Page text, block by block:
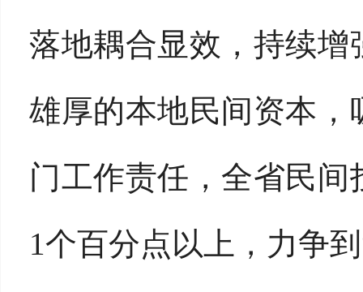
落地耦合显效，持续
雄厚的本地民间资本
门工作责任，全省民
1个百分点以上，力争